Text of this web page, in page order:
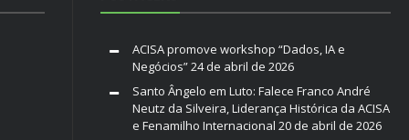
ACISA promove workshop “Dados, IA e
Negócios”24 de abril de 2026
Santo Ângelo em Luto: Falece Franco André
Neutz da Silveira, Liderança Histórica da ACISA
e Fenamilho Internacional 20 de abril de 2026